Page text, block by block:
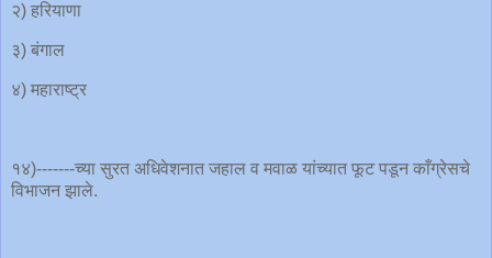
२) हरियाणा
३) बंगाल
४) महाराष्ट्र
१४)-------च्या सुरत अधिवेशनात जहाल व मवाळ यांच्यात फूट पडून काँग्रेसचे
विभाजन झाले.